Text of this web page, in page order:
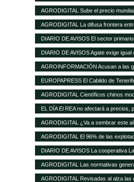
medidas que suponen 20 millones
ganadería
AGRODIGITAL Sube el precio
de las buenas perspectivas de
AGRODIGITAL La difusa frontera
complejo respiratorio porcino
DIARIO DE AVISOS El sector
cuando creció el 8%
DIARIO DE AVISOS Agate exige
los de fuera
AGROINFORMACIÓN Acusan a las
el pollo un 20% más barato como
EUROPAPRESS El Cabildo de
Matadero y prevé una inversión de
AGRODIGITAL Científicos chinos
almidón del maíz
EL DÍA El REA no afectará a precios,
AGRODIGITAL ¿Va a sembrar este
EEUU?
AGRODIGITAL El 96% de las
la normativa de bienestar
DIARIO DE AVISOS La cooperativa
provisionalmente de Teisol
AGRODIGITAL Las normativas
que los precios de los cereales según
AGRODIGITAL Revisadas al alza